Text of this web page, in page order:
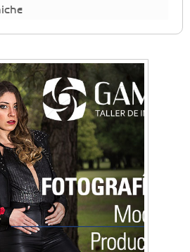
personal
Alejandro Sánchez